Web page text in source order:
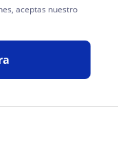
aceptas nuestro